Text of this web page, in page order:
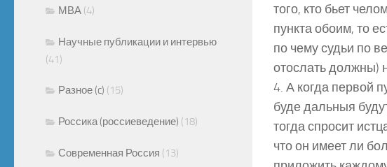
того, кто бьет
пункта обоим, то
по чему судьи по
отослать должны)
4. А когда первой
буде дальныя
тогда спросит
что он имеет ли
МВА (4)
Научные публикации и интервью
(41)
Разное (c) (15)
Россика (россиеведение) (18)
Современная Россия (13)